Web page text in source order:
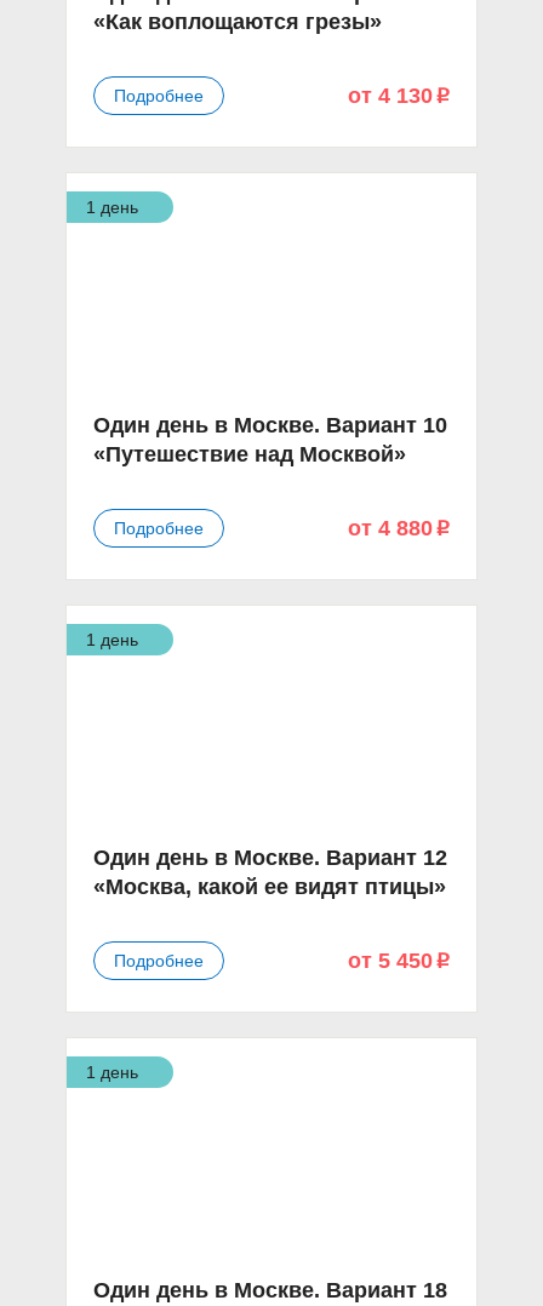
«Как воплощаются грезы»
Подробнее от 4 130 p
1 день
Один день в Москве. Вариант 10
«Путешествие над Москвой»
Подробнее от 4 880 p
1 день
Один день в Москве. Вариант 12
«Москва, какой ее видят птицы»
Подробнее от 5 450 p
1 день
Один день в Москве. Вариант 18